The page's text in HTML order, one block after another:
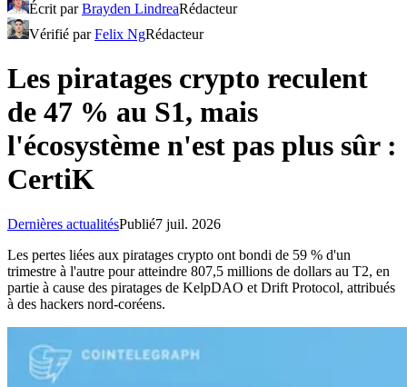
Écrit parBrayden LindreaRédacteur
Vérifié parFelix NgRédacteur
Les piratages crypto reculent
de 47 % au S1, mais
l'écosystème n'est pas plus sûr :
CertiK
Dernières actualitésPublié7 juil. 2026
Les pertes liées aux piratages crypto ont bondi de 59 % d'un
trimestre à l'autre pour atteindre 807,5 millions de dollars au T2, en
partie à cause des piratages de KelpDAO et Drift Protocol, attribués
à des hackers nord-coréens.